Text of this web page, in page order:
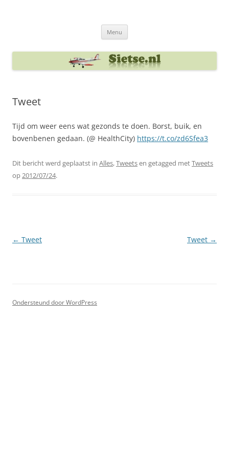
Menu
Tweet
Tijd om weer eens wat gezonds te doen. Borst, buik, en
bovenbenen gedaan. (@ HealthCity) https://t.co/zd6Sfea3
Dit bericht werd geplaatst in Alles,Tweetsen getagged metTweets
op2012/07/24.
Berichtnavigatie
← Tweet Tweet →
Ondersteund door WordPress